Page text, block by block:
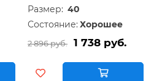
Размер: 40
Состояние: Хорошее
2 896 руб. 1 738 руб.